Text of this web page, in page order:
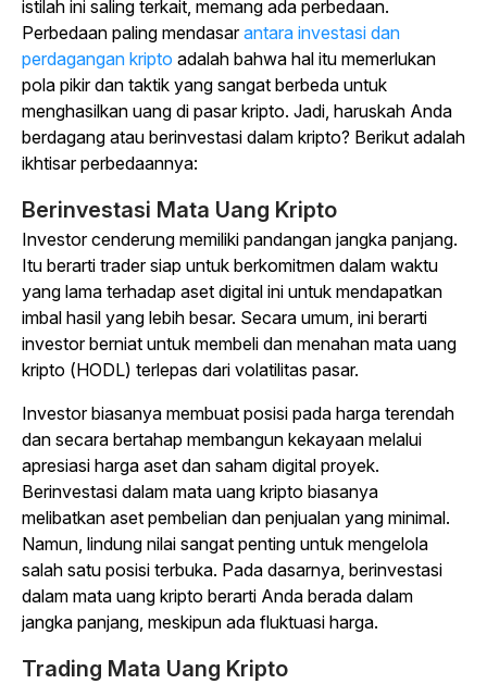
istilah ini saling terkait, memang ada perbedaan.
Perbedaan paling mendasarantara investasi dan
perdagangan kripto adalah bahwa hal itu memerlukan
pola pikir dan taktik yang sangat berbeda untuk
menghasilkan uang di pasar kripto. Jadi, haruskah Anda
berdagang atau berinvestasi dalam kripto? Berikut adalah
ikhtisar perbedaannya:
Berinvestasi Mata Uang Kripto
Investor cenderung memiliki pandangan jangka panjang.
Itu berarti trader siap untuk berkomitmen dalam waktu
yang lama terhadap aset digital ini untuk mendapatkan
imbal hasil yang lebih besar. Secara umum, ini berarti
investor berniat untuk membeli dan menahan mata uang
kripto (HODL) terlepas dari volatilitas pasar.
Investor biasanya membuat posisi pada harga terendah
dan secara bertahap membangun kekayaan melalui
apresiasi harga aset dan saham digital proyek.
Berinvestasi dalam mata uang kripto biasanya
melibatkan aset pembelian dan penjualan yang minimal.
Namun, lindung nilai sangat penting untuk mengelola
salah satu posisi terbuka. Pada dasarnya, berinvestasi
dalam mata uang kripto berarti Anda berada dalam
jangka panjang, meskipun ada fluktuasi harga.
Trading Mata Uang Kripto